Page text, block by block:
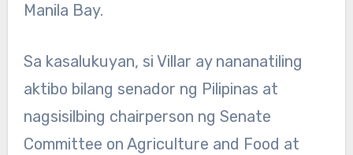
Manila Bay.
Sa kasalukuyan, si Villar ay nananatiling
aktibo bilang senador ng Pilipinas at
nagsisilbing chairperson ng Senate
Committee on Agriculture and Food at